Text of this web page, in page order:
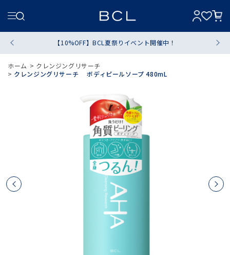
【10%OFF】BCL夏祭りイベント開催中！
ホーム > クレンジングリサーチ
> クレンジングリサーチ ボディピールソープ 480mL